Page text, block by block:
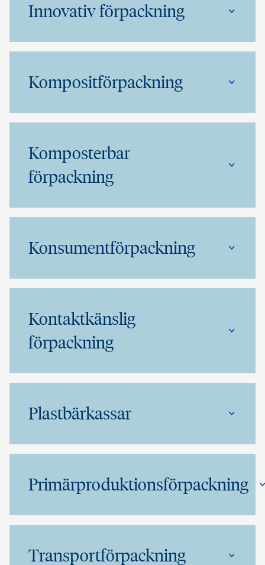
Innovativ förpackning
Kompositförpackning
Komposterbar
förpackning
Konsumentförpackning
Kontaktkänslig
förpackning
Plastbärkassar
Primärproduktionsförpackning
Transportförpackning